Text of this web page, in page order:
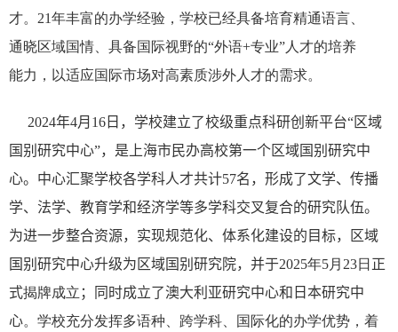
才。 21年丰富的办学经验，学校已经具备培育精通语言、
通晓区域国情、具备国际视野的“外语+专业”人才的培养
能力，以适应国际市场对高素质涉外人才的需求。
2024年4月 16 日，学校建立了校级重点科研创新平台“区域
国别研究中心”，是上海市民办高校第一个区域国别研究中
心。中心汇聚学校各学科人才共计57名，形成了文学、传播
学、法学、教育学和经济学等多学科交叉复合的研究队伍。
为进一步整合资源，实现规范化、体系化建设的目标，区域
国别研究中心升级为区域国别研究院，并于2025年5月 23日 正
式揭牌成立 ；同时成立了澳大利亚研究中心和日本研究中
心。学校充分发挥多语种、跨学科、国际化的办学优势，着